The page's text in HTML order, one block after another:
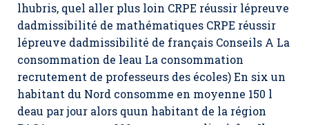
lhubris, quel aller plus loin CRPE réussir lépreuve
dadmissibilité de mathématiques CRPE réussir
lépreuve dadmissibilité de français Conseils A La
consommation de leau La consommation
recrutement de professeurs des écoles) En six un
habitant du Nord consomme en moyenne 150 l
deau par jour alors quun habitant de la région